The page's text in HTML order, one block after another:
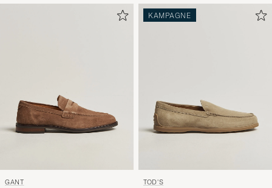
GANT
KAMPAGNE
TOD'S